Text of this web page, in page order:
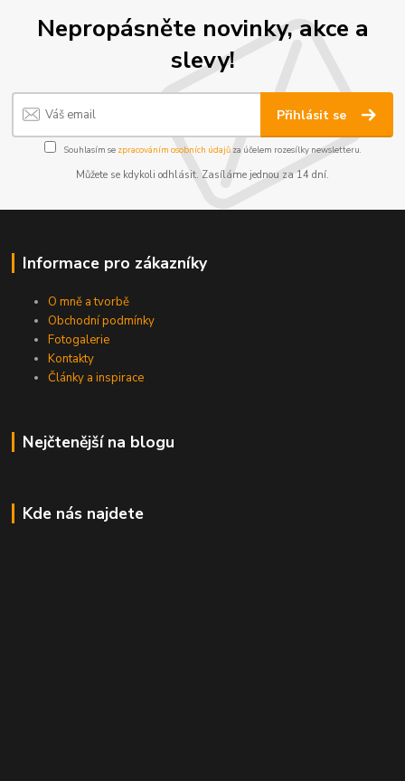
Nepropásněte novinky, akce a
slevy!
Přihlásit se
Souhlasím se zpracováním osobních údajůza účelem rozesílky newsletteru.
Můžete se kdykoli odhlásit. Zasíláme jednou za 14 dní.
Informace pro zákazníky
O mně a tvorbě
Obchodní podmínky
Fotogalerie
Kontakty
Články a inspirace
Nejčtenější na blogu
Kde nás najdete